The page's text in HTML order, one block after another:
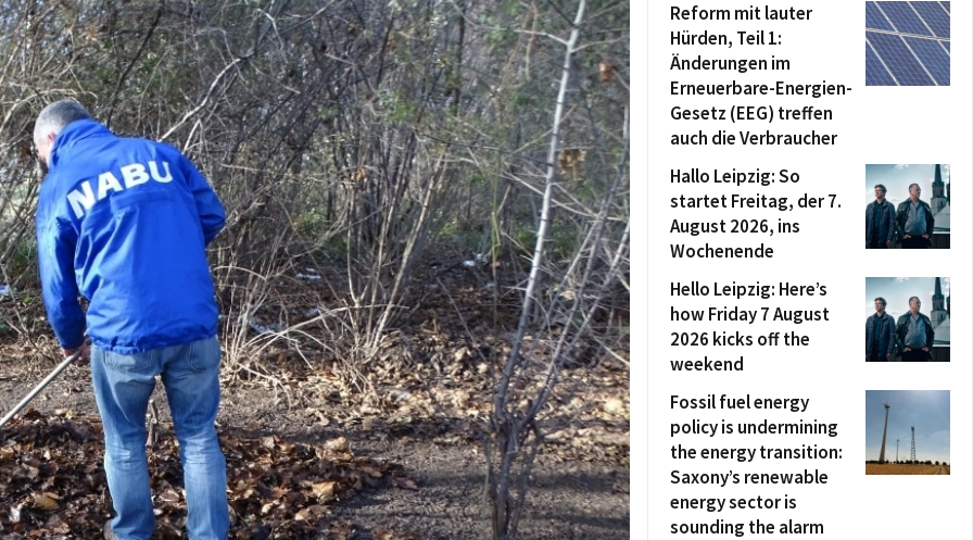
Reform mit lauter
Hürden, Teil 1:
Änderungen im
Erneuerbare-Energien-
Gesetz (EEG) treffen
auch die Verbraucher
Hallo Leipzig: So
startet Freitag, der 7.
August 2026, ins
Wochenende
Hello Leipzig: Here’s
how Friday 7 August
2026 kicks off the
weekend
Fossil fuel energy
policy is undermining
the energy transition:
Saxony’s renewable
energy sector is
sounding the alarm